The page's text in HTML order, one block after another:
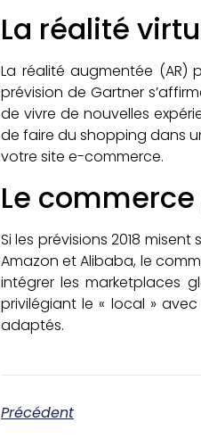
La réalité
La réalité augmentée (AR)
prévision de Gartner
de vivre de nouvelles
de faire du shopping dans
votre site e-commerce.
Le
Si les prévisions 2018
Amazon et Alibaba, le
intégrer les marketplaces
privilégiant le « local »
adaptés.
Précédent